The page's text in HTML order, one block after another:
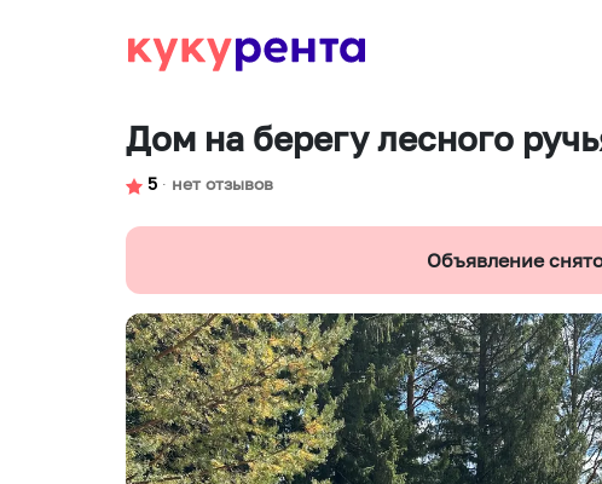
Дом на берегу лесного
5 ∙ нет отзывов
Объявление